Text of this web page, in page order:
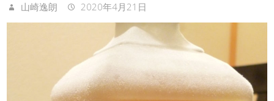
山崎逸朗 2020年4月21日